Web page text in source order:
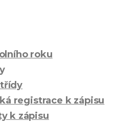
roku
třídy
registrace k zápisu
k zápisu